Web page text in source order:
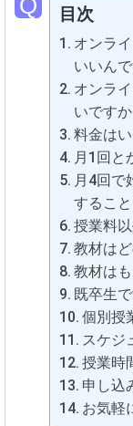
目次
オンラ
いいん
オンラ
いですか
料金は
月1回と
月4回で
するこ
授業料
教材は
教材は
既卒生
個別授
スケジ
授業時
申し込
お気軽